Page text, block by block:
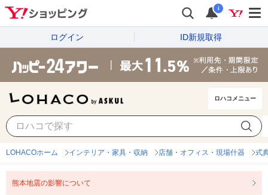
i
ログイン ID新規取得
ロハコメニュー
LOHACOホーム インテリア・家具・収納 店舗・オフィス・現場什器 式
熊本地震の影響について